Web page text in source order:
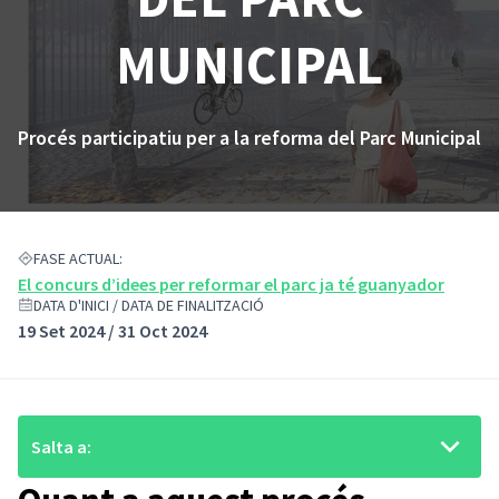
MUNICIPAL
Procés participatiu per a la reforma del Parc Municipal
FASE ACTUAL:
El concurs d’idees per reformar el parc ja té guanyador
DATA D'INICI / DATA DE FINALITZACIÓ
19 Set 2024 / 31 Oct 2024
Salta a: